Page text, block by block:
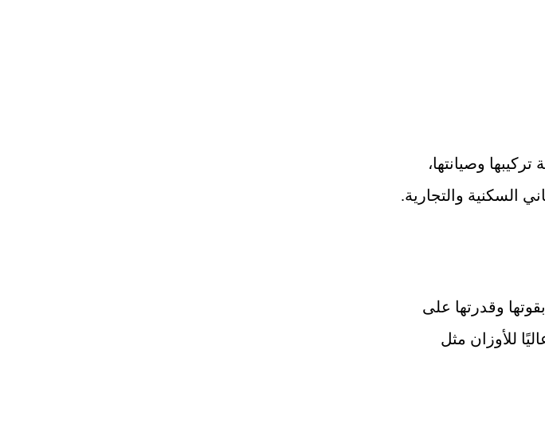
وصيانتها،
السكنية والتجارية.
وقدرتها على
للأوزان مثل